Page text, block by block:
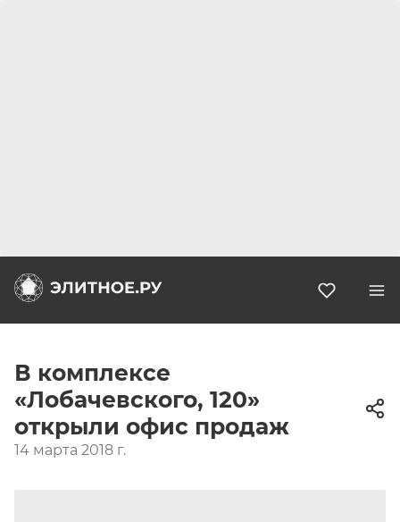
В комплексе
«Лобачевского, 120»
открыли офис продаж
14 марта 2018 г.